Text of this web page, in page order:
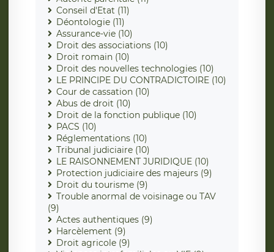
Conseil d'Etat (11)
Déontologie (11)
Assurance-vie (10)
Droit des associations (10)
Droit romain (10)
Droit des nouvelles technologies (10)
LE PRINCIPE DU CONTRADICTOIRE (10)
Cour de cassation (10)
Abus de droit (10)
Droit de la fonction publique (10)
PACS (10)
Réglementations (10)
Tribunal judiciaire (10)
LE RAISONNEMENT JURIDIQUE (10)
Protection judiciaire des majeurs (9)
Droit du tourisme (9)
Trouble anormal de voisinage ou TAV
(9)
Actes authentiques (9)
Harcèlement (9)
Droit agricole (9)